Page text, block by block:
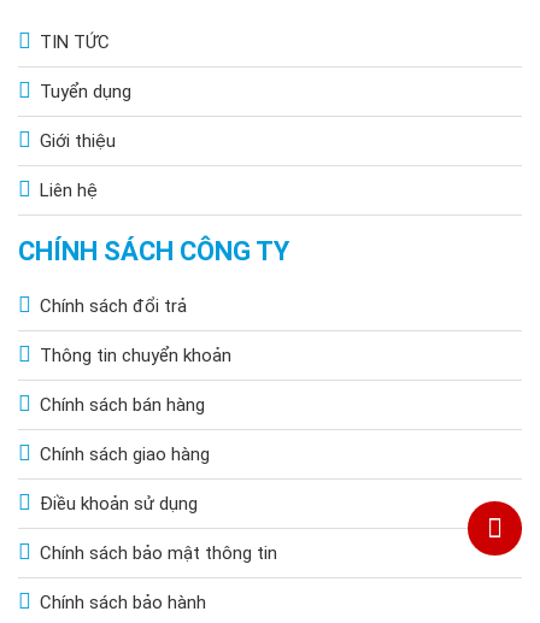
TIN TỨC
Tuyển dụng
Giới thiệu
Liên hệ
CHÍNH SÁCH CÔNG TY
Chính sách đổi trả
Thông tin chuyển khoản
Chính sách bán hàng
Chính sách giao hàng
Điều khoản sử dụng
Chính sách bảo mật thông tin
Chính sách bảo hành